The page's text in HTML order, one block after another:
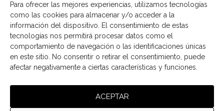
Para ofrecer las mejores experiencias, utilizamos tecnologías
como las cookies para almacenar y/o acceder a la
información del dispositivo. El consentimiento de estas
tecnologías nos permitirá procesar datos como el
comportamiento de navegación o las identificaciones únicas
en este sitio. No consentir o retirar el consentimiento, puede
afectar negativamente a ciertas características y funciones.
ACEPTAR
He leído y acepto los términos y condiciones